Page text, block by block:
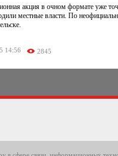
акция в очном формате уже
местные власти. По
14:56 2845